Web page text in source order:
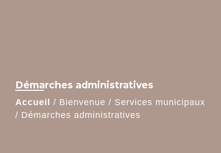
Démarches administratives
Accueil / Bienvenue / Services municipaux
/ Démarches administratives